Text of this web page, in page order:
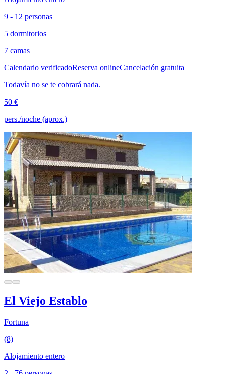
9 - 12 personas
5 dormitorios
7 camas
Calendario verificadoReserva onlineCancelación gratuita
Todavía no se te cobrará nada.
50 €
pers./noche (aprox.)
El Viejo Establo
Fortuna
(8)
Alojamiento entero